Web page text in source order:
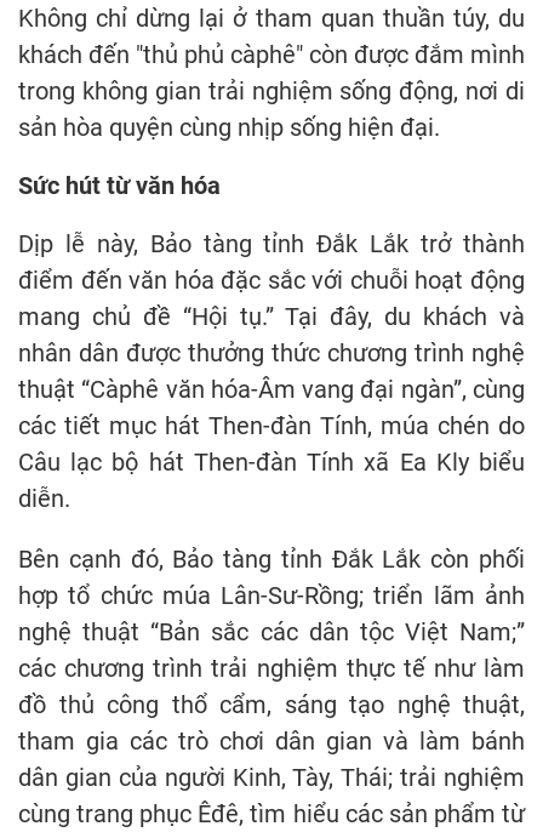
Không chỉ dừng lại ở tham quan thuần túy, du
khách đến "thủ phủ càphê" còn được đắm mình
trong không gian trải nghiệm sống động, nơi di
sản hòa quyện cùng nhịp sống hiện đại.
Sức hút từ văn hóa
Dịp lễ này, Bảo tàng tỉnh Đắk Lắk trở thành
điểm đến văn hóa đặc sắc với chuỗi hoạt động
mang chủ đề “Hội tụ.” Tại đây, du khách và
nhân dân được thưởng thức chương trình nghệ
thuật “Càphê văn hóa-Âm vang đại ngàn”, cùng
các tiết mục hát Then-đàn Tính, múa chén do
Câu lạc bộ hát Then-đàn Tính xã Ea Kly biểu
diễn.
Bên cạnh đó, Bảo tàng tỉnh Đắk Lắk còn phối
hợp tổ chức múa Lân-Sư-Rồng; triển lãm ảnh
nghệ thuật “Bản sắc các dân tộc Việt Nam;”
các chương trình trải nghiệm thực tế như làm
đồ thủ công thổ cẩm, sáng tạo nghệ thuật,
tham gia các trò chơi dân gian và làm bánh
dân gian của người Kinh, Tày, Thái; trải nghiệm
cùng trang phục Êđê, tìm hiểu các sản phẩm từ